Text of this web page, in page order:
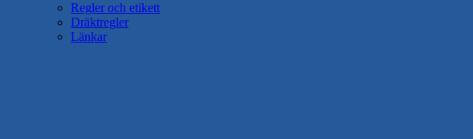
Regler och etikett
Dräktregler
Länkar